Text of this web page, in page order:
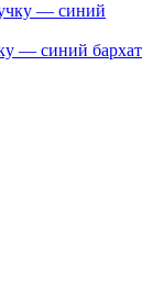
— синий бархат